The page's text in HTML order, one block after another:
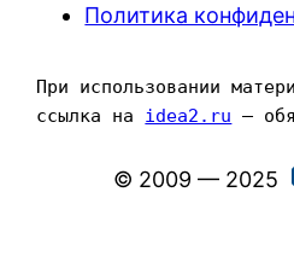
Политика
При использовании
ссылка на idea2.ru —
© 2009 — 2025